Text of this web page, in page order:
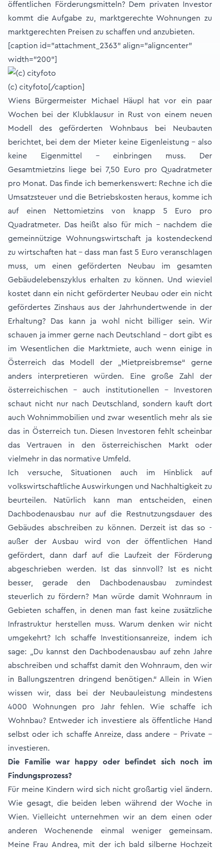
öffentlichen Förderungsmitteln? Dem privaten Investor
kommt die Aufgabe zu, marktgerechte Wohnungen zu
marktgerechten Preisen zu schaffen und anzubieten.
[caption id="attachment_2363" align="aligncenter"
width="200"]
(c) cityfoto[/caption]
Wiens Bürgermeister Michael Häupl hat vor ein paar
Wochen bei der Klubklausur in Rust von einem neuen
Modell des geförderten Wohnbaus bei Neubauten
berichtet, bei dem der Mieter keine Eigenleistung – also
keine Eigenmittel – einbringen muss. Der
Gesamtmietzins liege bei 7,50 Euro pro Quadratmeter
pro Monat. Das finde ich bemerkenswert: Rechne ich die
Umsatzsteuer und die Betriebskosten heraus, komme ich
auf einen Nettomietzins von knapp 5 Euro pro
Quadratmeter. Das heißt also für mich – nachdem die
gemeinnützige Wohnungswirtschaft ja kostendeckend
zu wirtschaften hat – dass man fast 5 Euro veranschlagen
muss, um einen geförderten Neubau im gesamten
Gebäudelebenszyklus erhalten zu können. Und wieviel
kostet dann ein nicht geförderter Neubau oder ein nicht
gefördertes Zinshaus aus der Jahrhundertwende in der
Erhaltung? Das kann ja wohl nicht billiger sein. Wir
schauen ja immer gerne nach Deutschland – dort gibt es
im Wesentlichen die Marktmiete, auch wenn einige in
Österreich das Modell der „Mietpreisbremse“ gerne
anders interpretieren würden. Eine große Zahl der
österreichischen – auch institutionellen - Investoren
schaut nicht nur nach Deutschland, sondern kauft dort
auch Wohnimmobilien und zwar wesentlich mehr als sie
das in Österreich tun. Diesen Investoren fehlt scheinbar
das Vertrauen in den österreichischen Markt oder
vielmehr in das normative Umfeld.
Ich versuche, Situationen auch im Hinblick auf
volkswirtschaftliche Auswirkungen und Nachhaltigkeit zu
beurteilen. Natürlich kann man entscheiden, einen
Dachbodenausbau nur auf die Restnutzungsdauer des
Gebäudes abschreiben zu können. Derzeit ist das so -
außer der Ausbau wird von der öffentlichen Hand
gefördert, dann darf auf die Laufzeit der Förderung
abgeschrieben werden. Ist das sinnvoll? Ist es nicht
besser, gerade den Dachbodenausbau zumindest
steuerlich zu fördern? Man würde damit Wohnraum in
Gebieten schaffen, in denen man fast keine zusätzliche
Infrastruktur herstellen muss. Warum denken wir nicht
umgekehrt? Ich schaffe Investitionsanreize, indem ich
sage: „Du kannst den Dachbodenausbau auf zehn Jahre
abschreiben und schaffst damit den Wohnraum, den wir
in Ballungszentren dringend benötigen.“ Allein in Wien
wissen wir, dass bei der Neubauleistung mindestens
4000 Wohnungen pro Jahr fehlen. Wie schaffe ich
Wohnbau? Entweder ich investiere als öffentliche Hand
selbst oder ich schaffe Anreize, dass andere – Private –
investieren.
Die Familie war happy oder befindet sich noch im
Findungsprozess?
Für meine Kindern wird sich nicht großartig viel ändern.
Wie gesagt, die beiden leben während der Woche in
Wien. Vielleicht unternehmen wir an dem einen oder
anderen Wochenende einmal weniger gemeinsam.
Meine Frau Andrea, mit der ich bald silberne Hochzeit